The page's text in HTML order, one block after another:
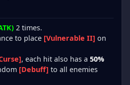
2 times.
to place [Vulnerable II] on
, each hit also has a 50%
[Debuff] to all enemies